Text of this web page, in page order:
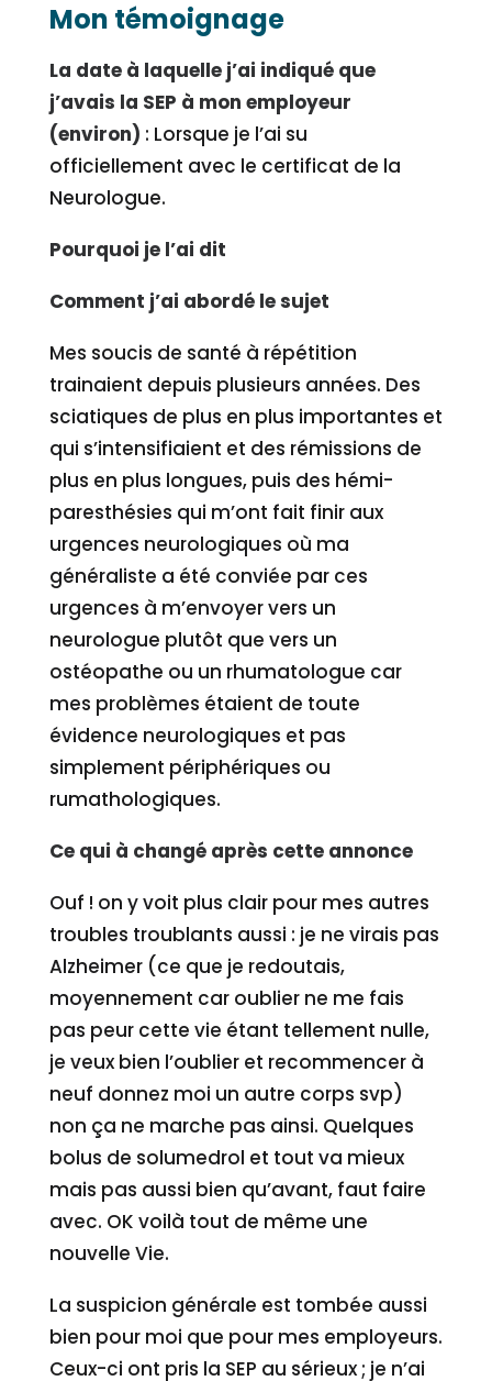
Mon témoignage
La date à laquelle j’ai indiqué que
j’avais la SEP à mon employeur
(environ) : Lorsque je l’ai su
officiellement avec le certificat de la
Neurologue.
Pourquoi je l’ai dit
Comment j’ai abordé le sujet
Mes soucis de santé à répétition
trainaient depuis plusieurs années. Des
sciatiques de plus en plus importantes et
qui s’intensifiaient et des rémissions de
plus en plus longues, puis des hémi-
paresthésies qui m’ont fait finir aux
urgences neurologiques où ma
généraliste a été conviée par ces
urgences à m’envoyer vers un
neurologue plutôt que vers un
ostéopathe ou un rhumatologue car
mes problèmes étaient de toute
évidence neurologiques et pas
simplement périphériques ou
rumathologiques.
Ce qui à changé après cette annonce
Ouf ! on y voit plus clair pour mes autres
troubles troublants aussi : je ne virais pas
Alzheimer (ce que je redoutais,
moyennement car oublier ne me fais
pas peur cette vie étant tellement nulle,
je veux bien l’oublier et recommencer à
neuf donnez moi un autre corps svp)
non ça ne marche pas ainsi. Quelques
bolus de solumedrol et tout va mieux
mais pas aussi bien qu’avant, faut faire
avec. OK voilà tout de même une
nouvelle Vie.
La suspicion générale est tombée aussi
bien pour moi que pour mes employeurs.
Ceux-ci ont pris la SEP au sérieux ; je n’ai